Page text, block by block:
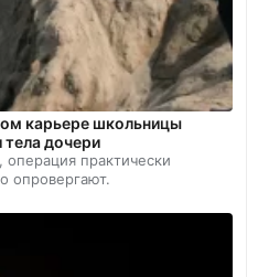
карьере школьницы
дочери
практически
опровергают.